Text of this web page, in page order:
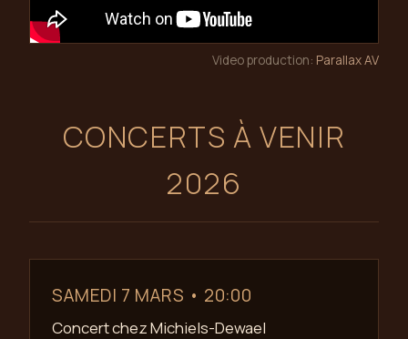
Video production: Parallax AV
CONCERTS À VENIR
2026
SAMEDI 7 MARS • 20:00
Concert chez Michiels-Dewael